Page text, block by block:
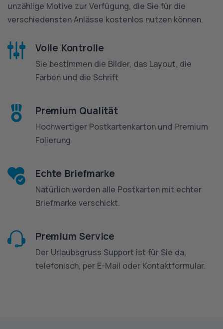
unzählige Motive zur Verfügung, die Sie für die
verschiedensten Anlässe kostenlos nutzen können.
Volle Kontrolle
Sie bestimmen die Bilder, das Layout, die
Farben und die Schrift
Premium Qualität
Hochwertiger Postkartenkarton und Premium
Folierung
Echte Briefmarke
Natürlich werden alle Postkarten mit echter
Briefmarke verschickt.
Premium Service
Der Urlaubsgruss Support ist für Sie da,
telefonisch, per E-Mail oder Kontaktformular.